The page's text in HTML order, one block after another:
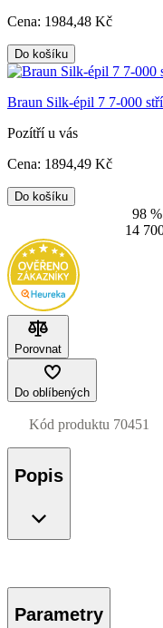
Cena: 1984,48 Kč
Do košíku
Braun Silk-épil 7 7-000
Pozítří u vás
Cena: 1894,49 Kč
Do košíku
98
14
Porovnat
Do oblíbených
Kód produktu 70451
Popis
Parametry